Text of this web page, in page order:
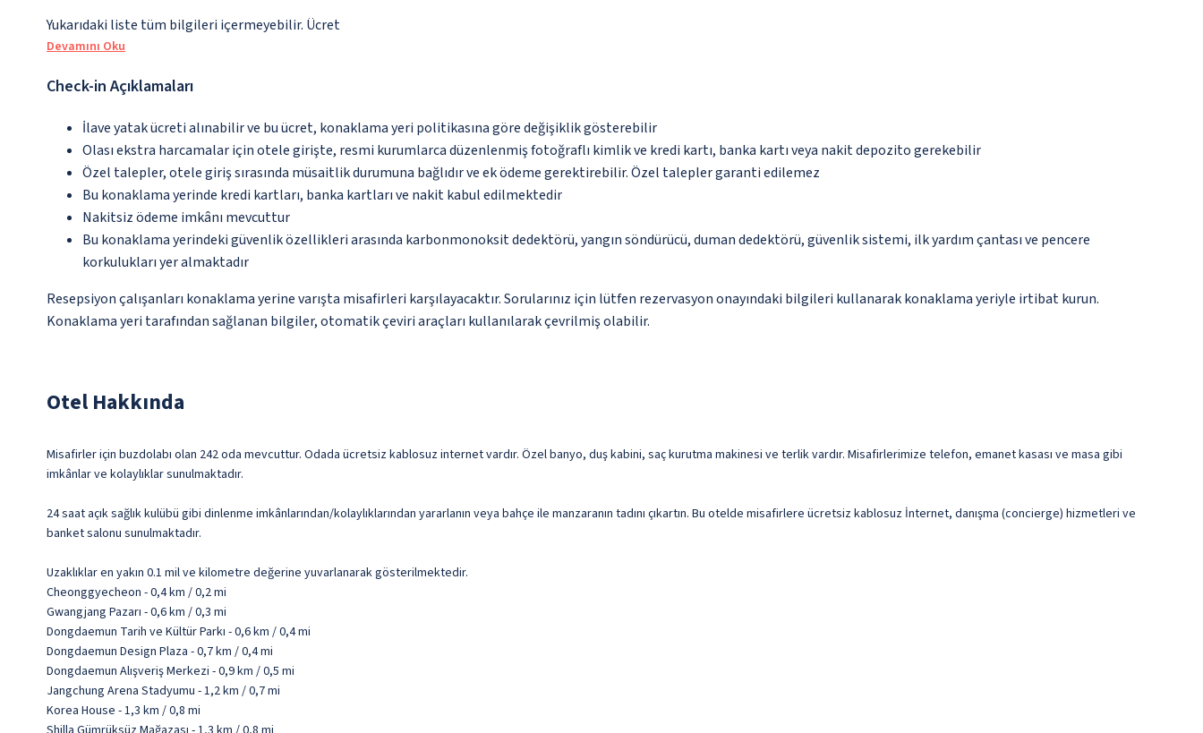
Yukarıdaki liste tüm bilgileri içermeyebilir. Ücret
Devamını Oku
Check-in Açıklamaları
İlave yatak ücreti alınabilir ve bu ücret, konaklama yeri politikasına göre değişiklik gösterebilir
Olası ekstra harcamalar için otele girişte, resmi kurumlarca düzenlenmiş fotoğraflı kimlik ve kredi kartı, banka kartı veya nakit depozito gerekebilir
Özel talepler, otele giriş sırasında müsaitlik durumuna bağlıdır ve ek ödeme gerektirebilir. Özel talepler garanti edilemez
Bu konaklama yerinde kredi kartları, banka kartları ve nakit kabul edilmektedir
Nakitsiz ödeme imkânı mevcuttur
Bu konaklama yerindeki güvenlik özellikleri arasında karbonmonoksit dedektörü, yangın söndürücü, duman dedektörü, güvenlik sistemi, ilk yardım çantası ve pencere
korkulukları yer almaktadır
Resepsiyon çalışanları konaklama yerine varışta misafirleri karşılayacaktır. Sorularınız için lütfen rezervasyon onayındaki bilgileri kullanarak konaklama yeriyle irtibat kurun.
Konaklama yeri tarafından sağlanan bilgiler, otomatik çeviri araçları kullanılarak çevrilmiş olabilir.
Otel Hakkında
Misafirler için buzdolabı olan 242 oda mevcuttur. Odada ücretsiz kablosuz internet vardır. Özel banyo, duş kabini, saç kurutma makinesi ve terlik vardır. Misafirlerimize telefon, emanet kasası ve masa gibi
imkânlar ve kolaylıklar sunulmaktadır.
24 saat açık sağlık kulübü gibi dinlenme imkânlarından/kolaylıklarından yararlanın veya bahçe ile manzaranın tadını çıkartın. Bu otelde misafirlere ücretsiz kablosuz İnternet, danışma (concierge) hizmetleri ve
banket salonu sunulmaktadır.
Uzaklıklar en yakın 0.1 mil ve kilometre değerine yuvarlanarak gösterilmektedir.
Cheonggyecheon - 0,4 km / 0,2 mi
Gwangjang Pazarı - 0,6 km / 0,3 mi
Dongdaemun Tarih ve Kültür Parkı - 0,6 km / 0,4 mi
Dongdaemun Design Plaza - 0,7 km / 0,4 mi
Dongdaemun Alışveriş Merkezi - 0,9 km / 0,5 mi
Jangchung Arena Stadyumu - 1,2 km / 0,7 mi
Korea House - 1,3 km / 0,8 mi